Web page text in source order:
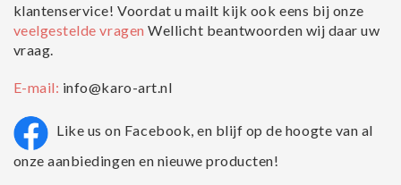
klantenservice! Voordat u mailt kijk ook eens bij onze
veelgestelde vragenWellicht beantwoorden wij daar uw
vraag.
E-mail: info@karo-art.nl
Like us on Facebook, en blijf op de hoogte van al
onze aanbiedingen en nieuwe producten!